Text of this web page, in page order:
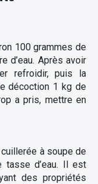
100 grammes de
d’eau. Après avoir
refroidir, puis la
décoction 1 kg de
a pris, mettre en
à soupe de
tasse d’eau. Il est
des propriétés